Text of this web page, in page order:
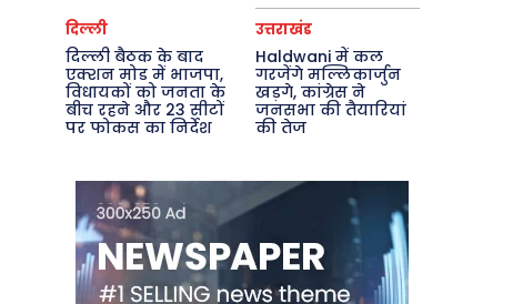
दिल्ली
दिल्ली बैठक के बाद
एक्शन मोड में भाजपा,
विधायकों को जनता के
बीच रहने और 23 सीटों
पर फोकस का निर्देश
उत्तराखंड
Haldwani में कल
गरजेंगे मल्लिकार्जुन
खड़गे, कांग्रेस ने
जनसभा की तैयारियां
की तेज